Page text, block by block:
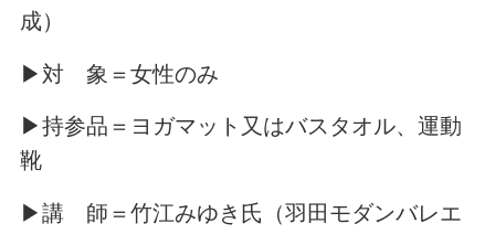
成）
▶対 象＝女性のみ
▶持参品＝ヨガマット又はバスタオル、運動
靴
▶講 師＝竹江みゆき氏（羽田モダンバレエ